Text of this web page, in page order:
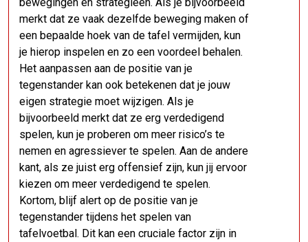
merkt dat ze vaak dezelfde beweging maken of
een bepaalde hoek van de tafel vermijden, kun
je hierop inspelen en zo een voordeel behalen.
Het aanpassen aan de positie van je
tegenstander kan ook betekenen dat je jouw
eigen strategie moet wijzigen. Als je
bijvoorbeeld merkt dat ze erg verdedigend
spelen, kun je proberen om meer risico’s te
nemen en agressiever te spelen. Aan de andere
kant, als ze juist erg offensief zijn, kun jij ervoor
kiezen om meer verdedigend te spelen.
Kortom, blijf alert op de positie van je
tegenstander tijdens het spelen van
tafelvoetbal. Dit kan een cruciale factor zijn in